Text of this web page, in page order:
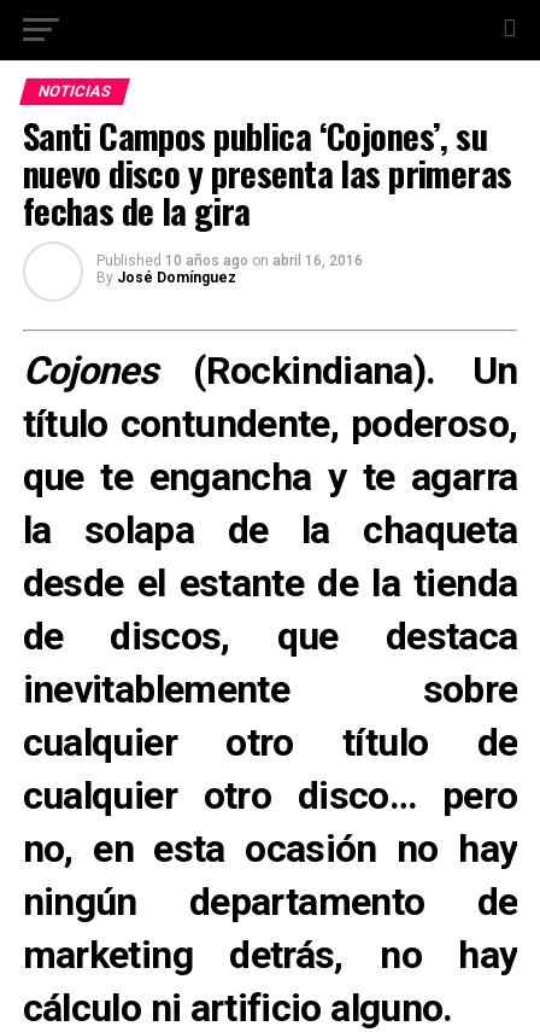
NOTICIAS
Santi Campos publica ‘Cojones’, su
nuevo disco y presenta las primeras
fechas de la gira
Published 10 años ago on abril 16, 2016
By José Domínguez
Cojones(Rockindiana). Un
título contundente, poderoso,
que te engancha y te agarra
la solapa de la chaqueta
desde el estante de la tienda
de discos, que destaca
inevitablemente sobre
cualquier otro título de
cualquier otro disco… pero
no, en esta ocasión no hay
ningún departamento de
marketing detrás, no hay
cálculo ni artificio alguno.